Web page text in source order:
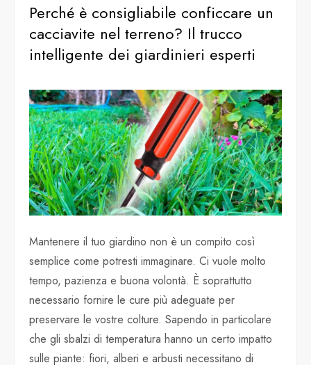
Perché è consigliabile conficcare un
cacciavite nel terreno? Il trucco
intelligente dei giardinieri esperti
Mantenere il tuo giardino non è un compito così
semplice come potresti immaginare. Ci vuole molto
tempo, pazienza e buona volontà. È soprattutto
necessario fornire le cure più adeguate per
preservare le vostre colture. Sapendo in particolare
che gli sbalzi di temperatura hanno un certo impatto
sulle piante: fiori, alberi e arbusti necessitano di